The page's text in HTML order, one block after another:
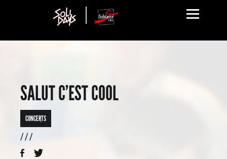
SALUT C’EST COOL
CONCERTS
/ / /